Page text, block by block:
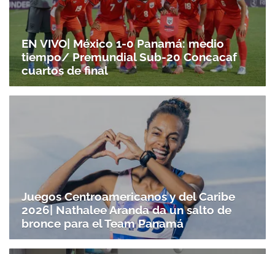
EN VIVO| México 1-0 Panamá: medio
tiempo/ Premundial Sub-20 Concacaf
cuartos de final
Juegos Centroamericanos y del Caribe
2026| Nathalee Aranda da un salto de
bronce para el Team Panamá